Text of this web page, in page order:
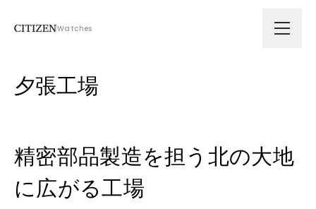
Watches
会社情報
拠点
夕張工場
精密部品製造を担う北の大地
に広がる工場